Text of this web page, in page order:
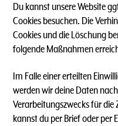
Du kannst unsere Website
Cookies besuchen. Die
Cookies und die Löschung
folgende Maßnahmen
Im Falle einer erteilten
werden wir deine Daten
Verarbeitungszwecks für
kannst du per Brief oder